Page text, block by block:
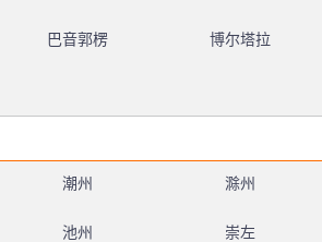
巴音郭楞 博尔塔拉
潮州 滁州
池州 崇左